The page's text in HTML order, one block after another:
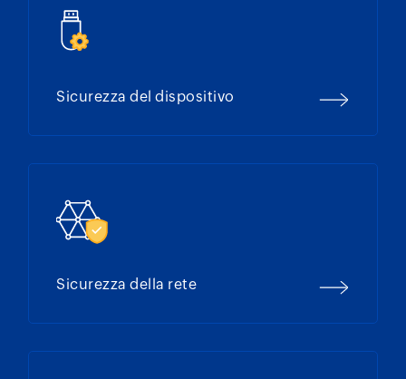
Sicurezza del dispositivo
Sicurezza della rete